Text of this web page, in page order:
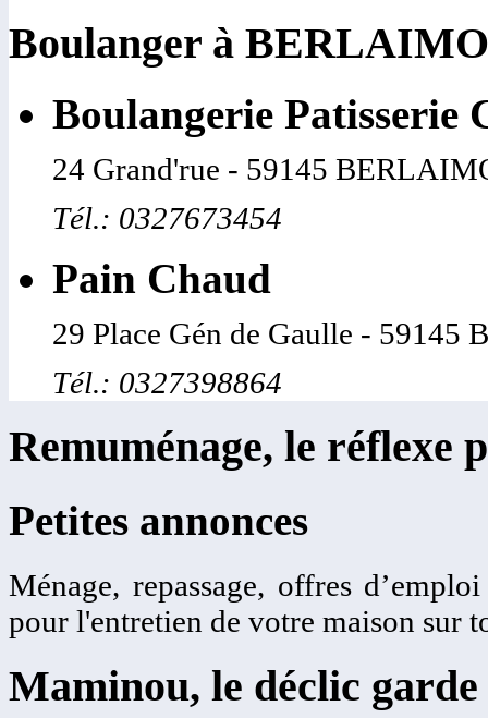
Boulanger à
Boulangerie Patisserie
24 Grand'rue - 59145
Tél.: 0327673454
Pain Chaud
29 Place Gén de Gaulle - 59145
Tél.: 0327398864
Remuménage, le réflexe
Petites annonces
Ménage, repassage, offres
pour l'entretien de votre maison sur
Maminou, le déclic